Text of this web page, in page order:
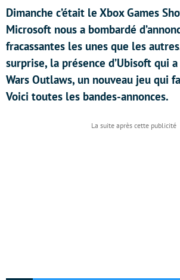
Dimanche c’était le Xbox Games
Microsoft nous a bombardé
fracassantes les unes que les
surprise, la présence d’Ubisoft qui
Wars Outlaws, un nouveau jeu qui
Voici toutes les bandes-annonces.